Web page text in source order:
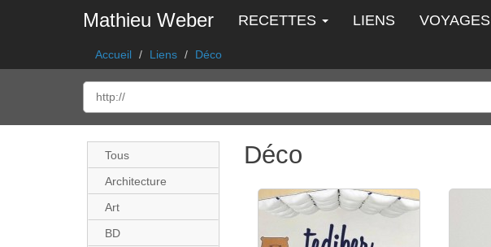
Mathieu Weber RECETTES LIENS VOYAGES
Accueil Liens Déco
Tous
Architecture
Art
BD
Déco